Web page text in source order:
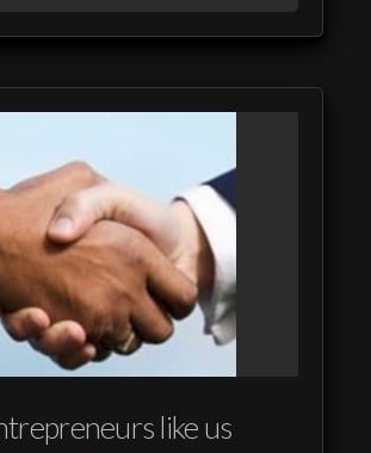
like us